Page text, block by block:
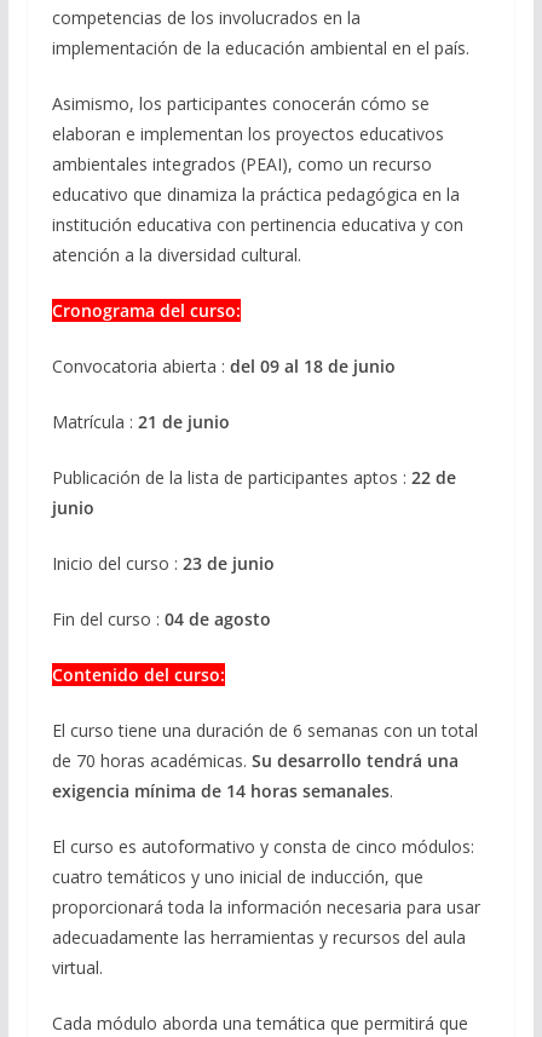
competencias de los involucrados en la
implementación de la educación ambiental en el país.
Asimismo, los participantes conocerán cómo se
elaboran e implementan los proyectos educativos
ambientales integrados (PEAI), como un recurso
educativo que dinamiza la práctica pedagógica en la
institución educativa con pertinencia educativa y con
atención a la diversidad cultural.
Cronograma del curso:
Convocatoria abierta : del 09 al 18 de junio
Matrícula : 21 de junio
Publicación de la lista de participantes aptos : 22 de
junio
Inicio del curso : 23 de junio
Fin del curso : 04 de agosto
Contenido del curso:
El curso tiene una duración de 6 semanas con un total
de 70 horas académicas. Su desarrollo tendrá una
exigencia mínima de 14 horas semanales.
El curso es autoformativo y consta de cinco módulos:
cuatro temáticos y uno inicial de inducción, que
proporcionará toda la información necesaria para usar
adecuadamente las herramientas y recursos del aula
virtual.
Cada módulo aborda una temática que permitirá que